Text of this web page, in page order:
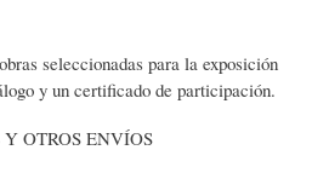
seleccionadas para la exposición
y un certificado de participación.
OTROS ENVÍOS